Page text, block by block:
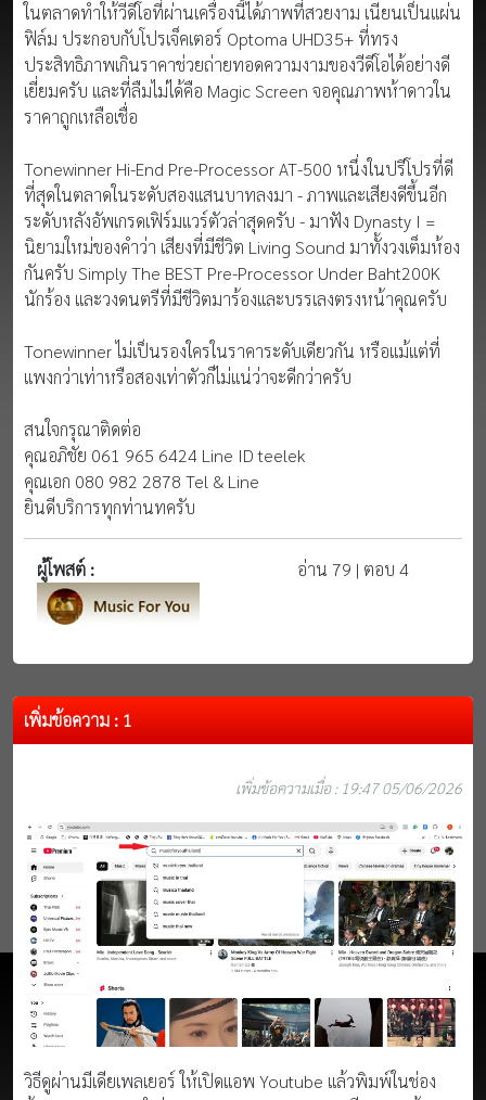
ในตลาดทำให้วีดีโอที่ผ่านเครื่องนี้ได้ภาพที่สวยงาม เนียนเป็นแผ่น
ฟิล์ม ประกอบกับโปรเจ็คเตอร์ Optoma UHD35+ ที่ทรง
ประสิทธิภาพเกินราคาช่วยถ่ายทอดความงามของวีดีโอได้อย่างดี
เยี่ยมครับ และที่ลืมไม่ได้คือ Magic Screen จอคุณภาพห้าดาวใน
ราคาถูกเหลือเชื่อ
Tonewinner Hi-End Pre-Processor AT-500 หนึ่งในปรีโปรที่ดี
ที่สุดในตลาดในระดับสองแสนบาทลงมา - ภาพและเสียงดีขึ้นอีก
ระดับหลังอัพเกรดเฟิร์มแวร์ตัวล่าสุดครับ - มาฟัง Dynasty I =
นิยามใหม่ของคำว่า เสียงที่มีชีวิต Living Sound มาทั้งวงเต็มห้อง
กันครับ Simply The BEST Pre-Processor Under Baht200K
นักร้อง และวงดนตรีที่มีชีวิตมาร้องและบรรเลงตรงหน้าคุณครับ
Tonewinner ไม่เป็นรองใครในราคาระดับเดียวกัน หรือแม้แต่ที่
แพงกว่าเท่าหรือสองเท่าตัวก็ไม่แน่ว่าจะดีกว่าครับ
สนใจกรุณาติดต่อ
คุณอภิชัย 061 965 6424 Line ID teelek
คุณเอก 080 982 2878 Tel & Line
ยินดีบริการทุกท่านทครับ
ผู้โพสต์ : อ่าน 79 | ตอบ 4
เพิ่มข้อความ : 1
เพิ่มข้อความเมื่อ : 19:47 05/06/2026
วิธีดูผ่านมีเดียเพลเยอร์ ให้เปิดแอพ Youtube แล้วพิมพ์ในช่อง